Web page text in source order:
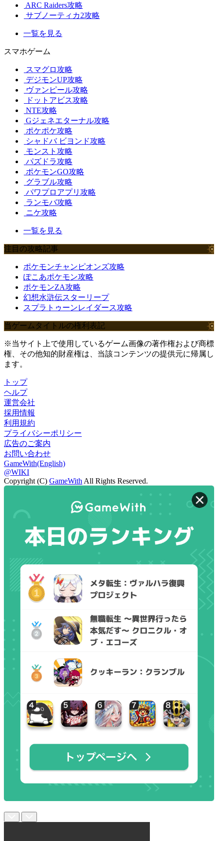
ARC Raiders攻略
サブノーティカ2攻略
一覧を見る
スマホゲーム
スマグロ攻略
デジモンUP攻略
ヴァンピール攻略
ドットアビス攻略
NTE攻略
Gジェネエターナル攻略
ポケポケ攻略
シャドバ ビヨンド攻略
モンスト攻略
パズドラ攻略
ポケモンGO攻略
グラブル攻略
パワプロアプリ攻略
ランモバ攻略
ニケ攻略
一覧を見る
注目の攻略記事
ポケモンチャンピオンズ攻略
ぽこあポケモン攻略
ポケモンZA攻略
幻想水滸伝スターリープ
スプラトゥーンレイダース攻略
当ゲームタイトルの権利表記
※当サイト上で使用しているゲーム画像の著作権および商標
権、その他知的財産権は、当該コンテンツの提供元に帰属し
ます。
トップ
ヘルプ
運営会社
採用情報
利用規約
プライバシーポリシー
広告のご案内
お問い合わせ
GameWith(English)
@WIKI
Copyright (C) GameWithAll Rights Reserved.